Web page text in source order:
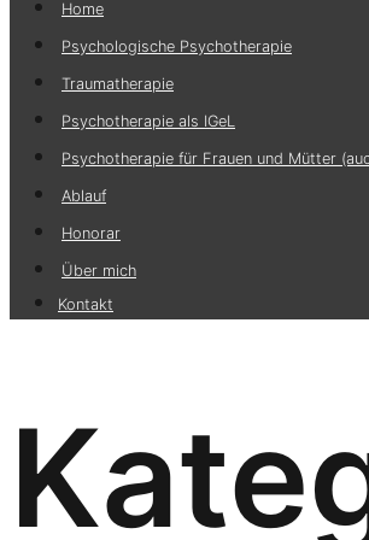
Home
Psychologische Psychotherapie
Traumatherapie
Psychotherapie als IGeL
Psychotherapie für Frauen und Mütter
Ablauf
Honorar
Über mich
Kontakt